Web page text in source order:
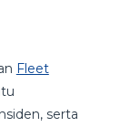
Fleet
serta